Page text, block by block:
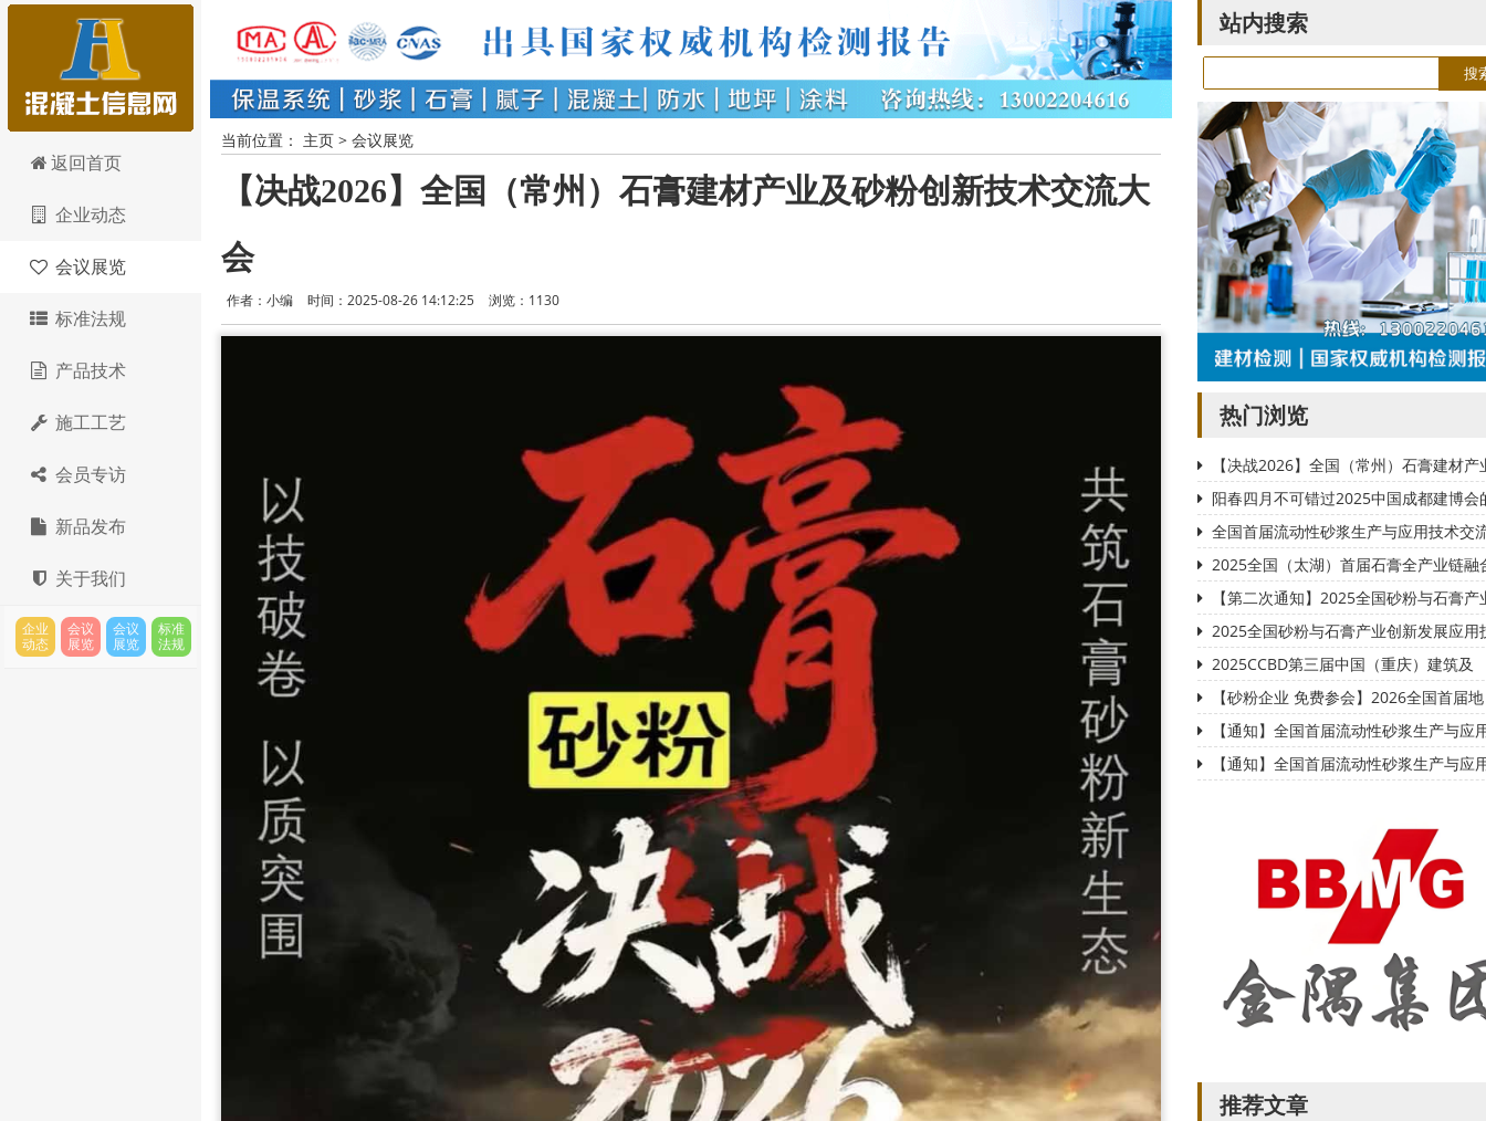
混凝土信息网
返回首页
企业动态
会议展览
标准法规
产品技术
施工工艺
会员专访
新品发布
关于我们
企业
动态
会议
展览
会议
展览
标准
法规
当前位置： 主页 > 会议展览
【决战2026】全国（常州）石膏建材产业及砂粉创新技术交流大
会
作者：小编 时间：2025-08-26 14:12:25 浏览： 1130
站内搜索
热门浏览
【决战2026】全国（常州）石膏建材产
阳春四月不可错过2025中国成都建博会
全国首届流动性砂浆生产与应用技术交
2025全国（太湖）首届石膏全产业链融
【第二次通知】2025全国砂粉与石膏产
2025全国砂粉与石膏产业创新发展应用
2025CCBD第三届中国（重庆）建筑及
【砂粉企业 免费参会】2026全国首届地
【通知】全国首届流动性砂浆生产与应
【通知】全国首届流动性砂浆生产与应
推荐文章